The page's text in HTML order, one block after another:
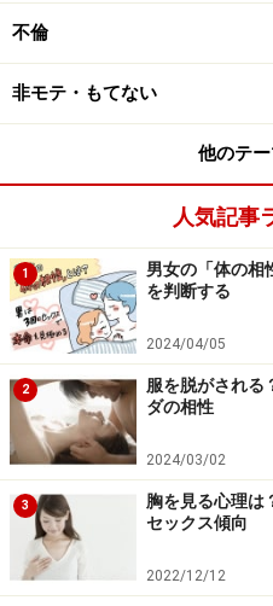
不倫
非モテ・もてない
他のテ
人気記事
1
男女の「体の相
を判断する
2024/04/05
2
服を脱がされる
ダの相性
2024/03/02
3
胸を見る心理は
セックス傾向
2022/12/12